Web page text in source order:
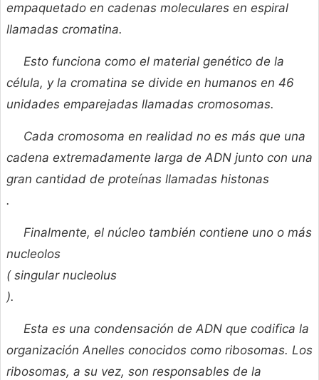
empaquetado en cadenas moleculares en espiral
llamadas cromatina.
Esto funciona como el material genético de la
célula, y la cromatina se divide en humanos en 46
unidades emparejadas llamadas cromosomas.
Cada cromosoma en realidad no es más que una
cadena extremadamente larga de ADN junto con una
gran cantidad de proteínas llamadas histonas
.
Finalmente, el núcleo también contiene uno o más
nucleolos
( singular nucleolus
).
Esta es una condensación de ADN que codifica la
organización Anelles conocidos como ribosomas. Los
ribosomas, a su vez, son responsables de la